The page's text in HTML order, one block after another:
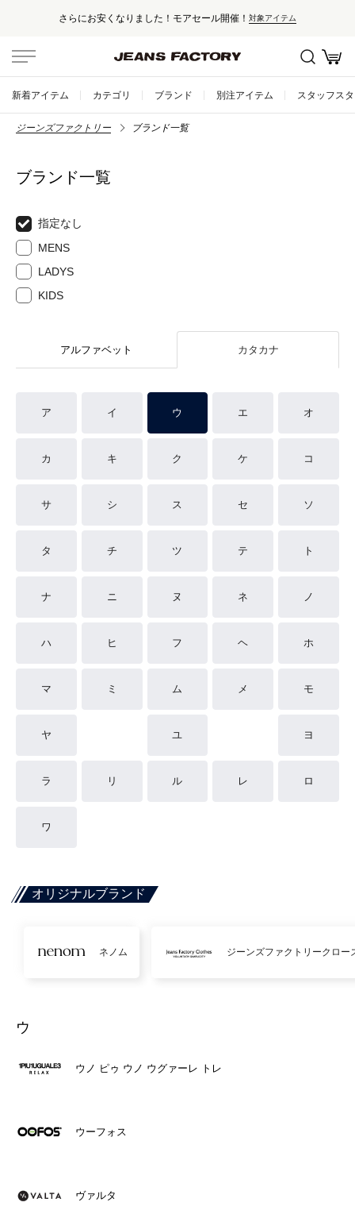
さらにお安くなりました！モアセール開催！ 対象アイテム
新着アイテム カテゴリ ブランド 別注アイテム スタッフス
ジーンズファクトリー ブランド一覧
ブランド一覧
指定なし
MENS
LADYS
KIDS
アルファベット カタカナ
ア イ ウ エ オ
カ キ ク ケ コ
サ シ ス セ ソ
タ チ ツ テ ト
ナ ニ ヌ ネ ノ
ハ ヒ フ ヘ ホ
マ ミ ム メ モ
ヤ ユ ヨ
ラ リ ル レ ロ
ワ
オリジナルブランド
ネノム ジーンズファクトリークロー
ウ
ウノ ピゥ ウノ ウグァーレ トレ
ウーフォス
ヴァルタ